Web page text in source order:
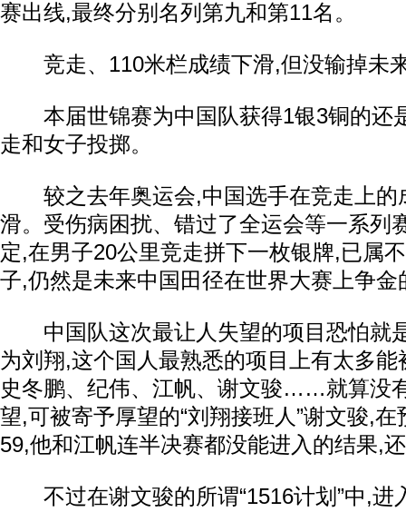
赛出线,最终分别名列第九和第11名。
竞走、110米栏成绩下滑,但没输掉未
本届世锦赛为中国队获得1银3铜的还
走和女子投掷。
较之去年奥运会,中国选手在竞走上的
滑。受伤病困扰、错过了全运会等一系列
定,在男子20公里竞走拼下一枚银牌,已属
子,仍然是未来中国田径在世界大赛上争金
中国队这次最让人失望的项目恐怕就
为刘翔,这个国人最熟悉的项目上有太多
史冬鹏、纪伟、江帆、谢文骏……就算没
望,可被寄予厚望的“刘翔接班人”谢文骏,
59,他和江帆连半决赛都没能进入的结果,
不过在谢文骏的所谓“1516计划”中,进